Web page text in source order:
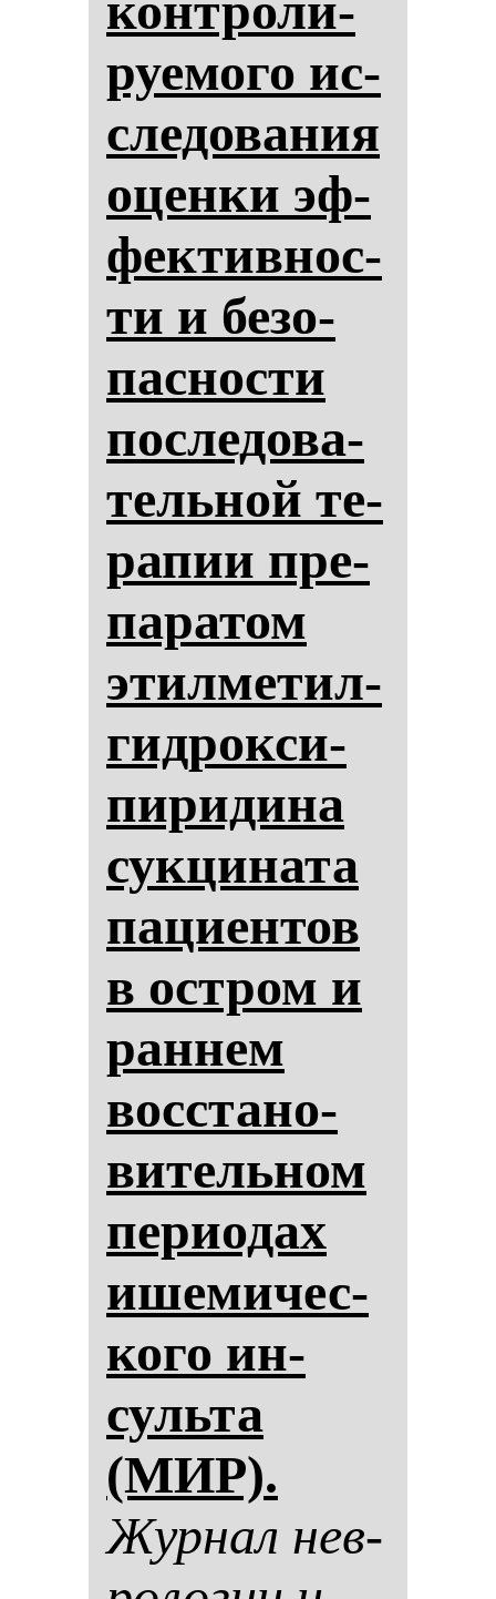
ру­емо­го ис­
сле­до­ва­ния
оцен­ки эф­
фек­тив­нос­
ти и бе­зо­
пас­нос­ти
пос­ле­до­ва­
тель­ной те­
ра­пии пре­
па­ра­том
этил­ме­тил­
гид­рок­си­
пи­ри­ди­на
сук­ци­на­та
па­ци­ен­тов
в ос­тром и
ран­нем
вос­ста­но­
ви­тель­ном
пе­ри­одах
ише­ми­чес­
ко­го ин­
суль­та
(МИР).
Жур­нал нев­